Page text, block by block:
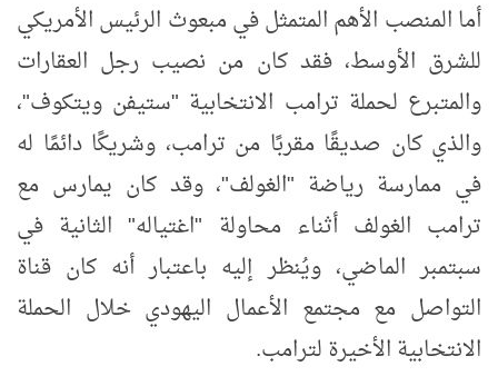
أما المنصب الأهم المتمثل في مبعوث الرئيس الأمريكي
للشرق الأوسط، فقد كان من نصيب رجل العقارات
والمتبرع لحملة ترامب الانتخابية "ستيفن ويتكوف"،
والذي كان صديقًا مقربًا من ترامب، وشريكًا دائمًا له
في ممارسة رياضة "الغولف"، وقد كان يمارس مع
ترامب الغولف أثناء محاولة "اغتياله" الثانية في
سبتمبر الماضي، ويُنظر إليه باعتبار أنه كان قناة
التواصل مع مجتمع الأعمال اليهودي خلال الحملة
الانتخابية الأخيرة لترامب.